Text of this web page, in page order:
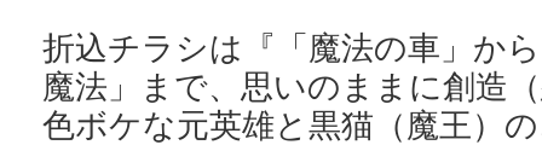
折込チラシは『「魔法の車」か
魔法」まで、思いのままに創造
色ボケな元英雄と黒猫（魔王）